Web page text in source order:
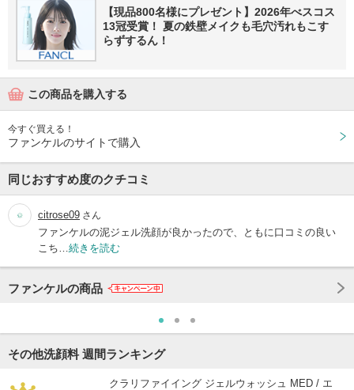
【現品800名様にプレゼント】2026年べスコス
13冠受賞！ 夏の鉄壁メイクも毛穴汚れもこす
らずするん！
この商品を購入する
今すぐ買える！
ファンケルのサイトで購入
同じおすすめ度のクチコミ
citrose09 さん
ファンケルの泥ジェル洗顔が良かったので、ともに口コミの良い
こち… 続きを読む
ファンケルの商品
その他洗顔料 週間ランキング
クラリファイイング ジェルウォッシュ MED / エ